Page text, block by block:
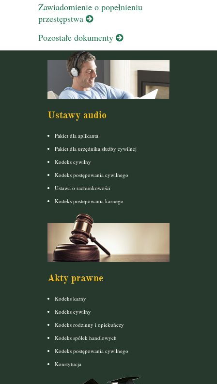
Zawiadomienie o popełnieniu
przestępstwa
Pozostałe dokumenty
Ustawy audio
Pakiet dla aplikanta
Pakiet dla urzędnika służby cywilnej
Kodeks cywilny
Kodeks postępowania cywilnego
Ustawa o rachunkowości
Kodeks postepowania karnego
Akty prawne
Kodeks karny
Kodeks cywilny
Kodeks rodzinny i opiekuńczy
Kodeks spółek handlowych
Kodeks postępowania cywilnego
Konstytucja